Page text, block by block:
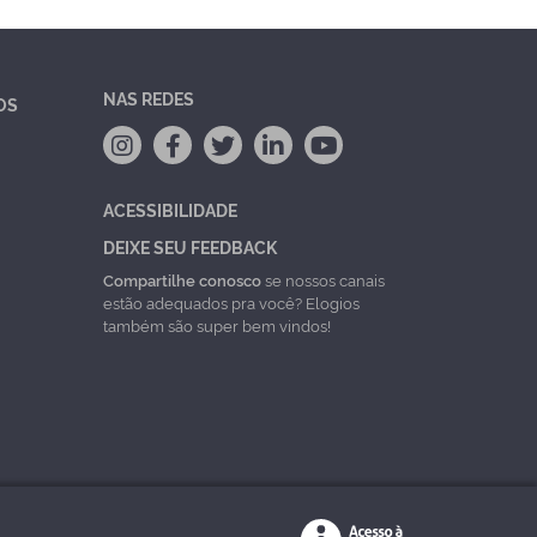
NAS REDES
ACESSIBILIDADE
DEIXE SEU FEEDBACK
Compartilhe conoscose nossos canais
estão adequados pra você? Elogios
também são super bem vindos!